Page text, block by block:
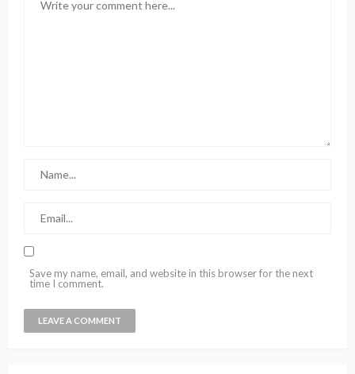
Save my name, email, and website in this browser for the next
time I comment.